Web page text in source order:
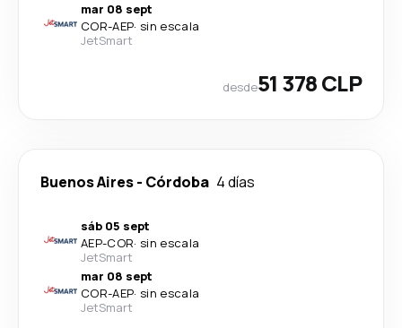
mar 08 sept
COR-AEP· sin escala
JetSmart
desde51 378 CLP
Buenos Aires- Córdoba 4 días
sáb 05 sept
AEP-COR· sin escala
JetSmart
mar 08 sept
COR-AEP· sin escala
JetSmart